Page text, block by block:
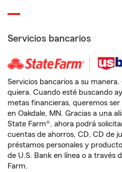
Servicios bancarios
Servicios bancarios a su
quiera. Cuando esté buscando
metas financieras, queremos
en Oakdale, MN. Gracias a una
State Farm®, ahora podrá
cuentas de ahorros, CD, CD de
préstamos personales y
de U.S. Bank en línea o a través
Farm.